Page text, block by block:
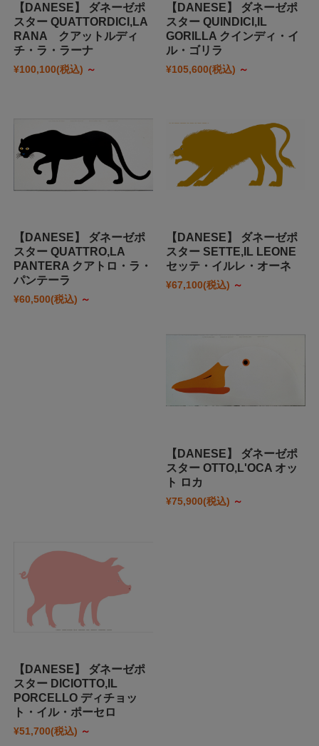
【DANESE】 ダネーゼポ
スター QUATTORDICI,LA
RANA クアットルディ
チ・ラ・ラーナ
¥100,100(税込) ～
【DANESE】 ダネーゼポ
スター QUINDICI,IL
GORILLA クインディ・イ
ル・ゴリラ
¥105,600(税込) ～
【DANESE】 ダネーゼポ
スター QUATTRO,LA
PANTERA クアトロ・ラ・
パンテーラ
¥60,500(税込) ～
【DANESE】 ダネーゼポ
スター SETTE,IL LEONE
セッテ・イルレ・オーネ
¥67,100(税込) ～
【DANESE】 ダネーゼポ
スター OTTO,L'OCA オッ
ト ロカ
¥75,900(税込) ～
【DANESE】 ダネーゼポ
スター DICIOTTO,IL
PORCELLO ディチョッ
ト・イル・ポーセロ
¥51,700(税込) ～